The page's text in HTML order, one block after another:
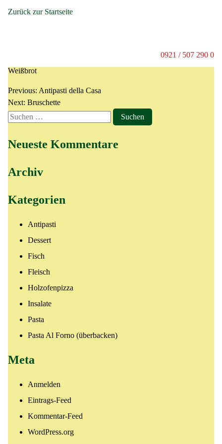
Zurück zur Startseite
0921 / 507 290 0
Dünnes Rindercarpaccio in Marinade mit Parmesan, Rucola und
Weißbrot
Previous: Antipasti della Casa
Next: Bruschette
Neueste Kommentare
Archiv
Kategorien
Antipasti
Dessert
Fisch
Fleisch
Holzofenpizza
Insalate
Pasta
Pasta Al Forno (überbacken)
Meta
Anmelden
Eintrags-Feed
Kommentar-Feed
WordPress.org